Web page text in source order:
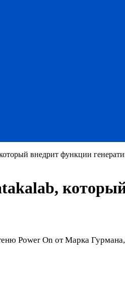
внедрит функции
Power On от Марка Гурмана,